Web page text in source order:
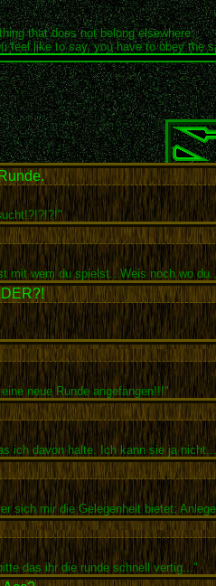
that does not belong elsewhere.
feel like to say, you have to obey the
mit wem du spielst...Weis noch wo
neue Runde angefangen!!!"
ich davon halte. Ich kann sie ja
sich mir die Gelegenheit bietet:
das ihr die runde schnell vertig..."